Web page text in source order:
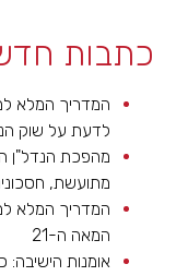
כתבות
המדריך המלא
לדעת על שוק
מהפכת הנדל"ן
מתועשת,
המדריך המלא
המאה ה-21
אומנות